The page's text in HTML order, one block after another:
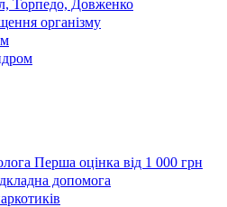
Торпедо, Довженко
організму
Перша оцінка від 1 000 грн
допомога